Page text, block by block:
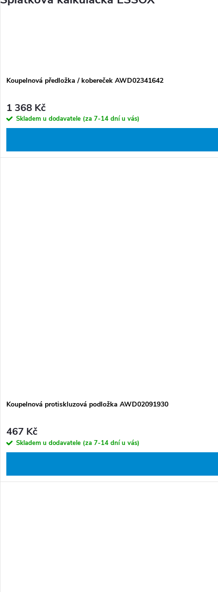
Koupelnová předložka / kobereček AWD02341642
1 368 Kč
Skladem u dodavatele (za 7-14 dní u vás)
Koupelnová protiskluzová podložka AWD02091930
467 Kč
Skladem u dodavatele (za 7-14 dní u vás)